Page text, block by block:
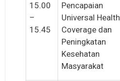
15.00
–
15.45
Pencapaian
Universal Health
Coverage dan
Peningkatan
Kesehatan
Masyarakat